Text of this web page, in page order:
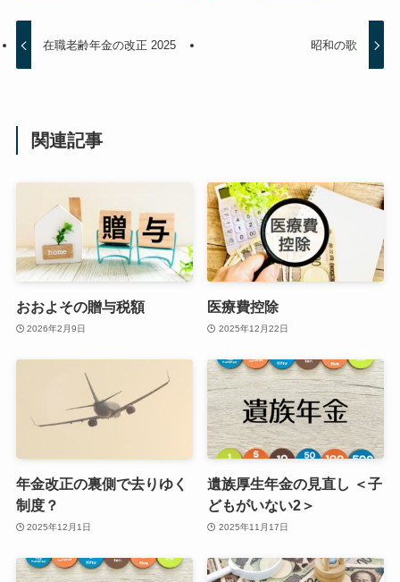
在職老齢年金の改正 2025 昭和の歌
関連記事
おおよその贈与税額
2026年2月9日
医療費控除
2025年12月22日
年金改正の裏側で去りゆく
制度？
2025年12月1日
遺族厚生年金の見直し ＜子
どもがいない2＞
2025年11月17日